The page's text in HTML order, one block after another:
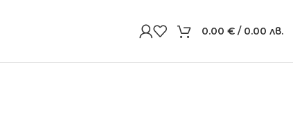
0.00 € / 0.00 лв.